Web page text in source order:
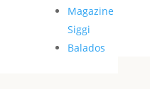
Magazine
Siggi
Balados